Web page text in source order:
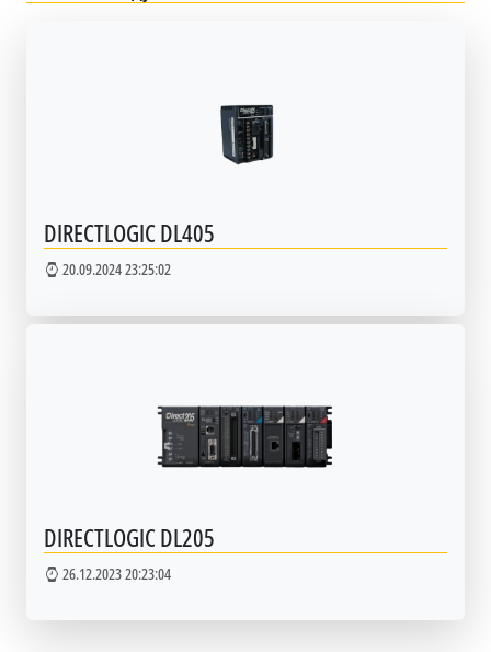
DIRECTLOGIC DL405
20.09.2024 23:25:02
DIRECTLOGIC DL205
26.12.2023 20:23:04